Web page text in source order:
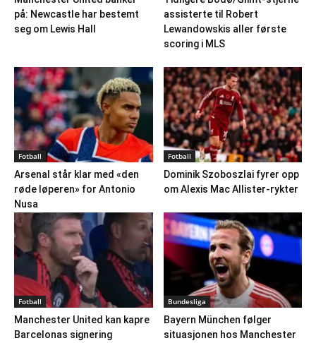
på: Newcastle har bestemt
seg om Lewis Hall
assisterte til Robert
Lewandowskis aller første
scoring i MLS
Fotball
Arsenal står klar med «den
røde løperen» for Antonio
Nusa
Fotball
Dominik Szoboszlai fyrer opp
om Alexis Mac Allister-rykter
Fotball
Manchester United kan kapre
Barcelonas signering
Bundesliga
Bayern München følger
situasjonen hos Manchester